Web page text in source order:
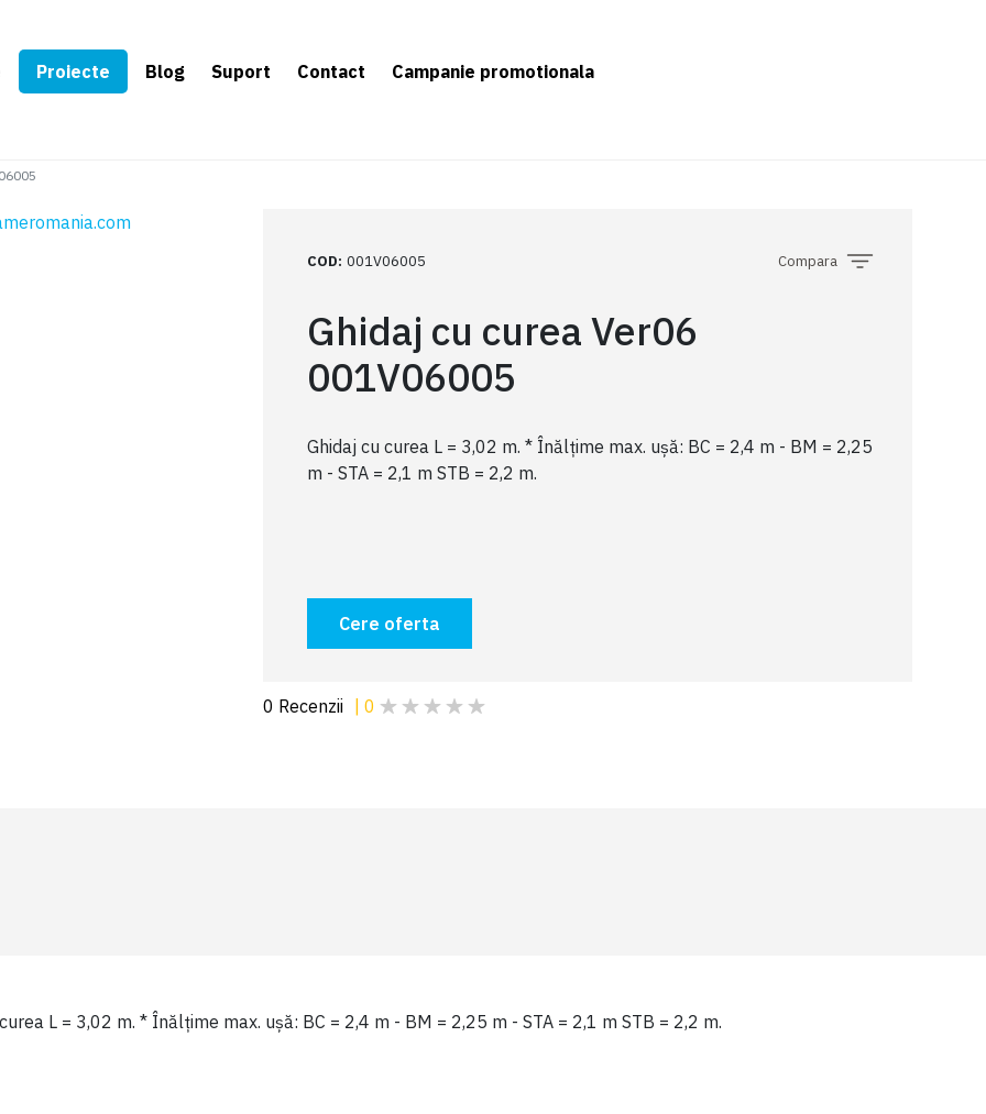
Proiecte Blog Suport Contact
Campanie promotionala
COD: 001V06005 Compara
Ghidaj cu curea Ver06
001V06005
Ghidaj cu curea L = 3,02 m. * Înălțime max. ușă: BC = 2,4 m - BM = 2,25
m - STA = 2,1 m STB = 2,2 m.
Cere oferta
0 Recenzii 0
L = 3,02 m. * Înălțime max. ușă: BC = 2,4 m - BM = 2,25 m - STA = 2,1 m STB = 2,2 m.